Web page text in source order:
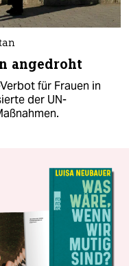
angedroht
für Frauen in
der UN-